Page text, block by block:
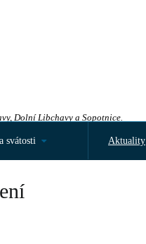
Dolní Libchavy a Sopotnice.
svátosti Aktuality